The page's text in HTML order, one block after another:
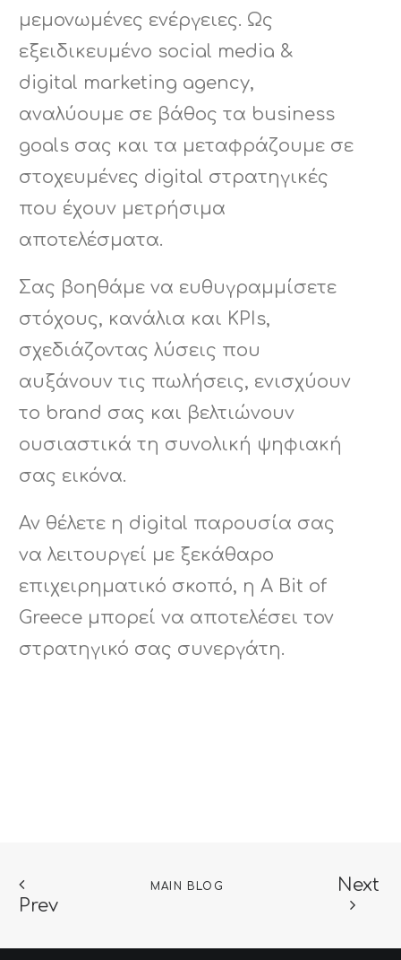
μεμονωμένες ενέργειες. Ως
εξειδικευμένο social media &
digital marketing agency,
αναλύουμε σε βάθος τα business
goals σας και τα μεταφράζουμε σε
στοχευμένες digital στρατηγικές
που έχουν μετρήσιμα
αποτελέσματα.
Σας βοηθάμε να ευθυγραμμίσετε
στόχους, κανάλια και KPIs,
σχεδιάζοντας λύσεις που
αυξάνουν τις πωλήσεις, ενισχύουν
το brand σας και βελτιώνουν
ουσιαστικά τη συνολική ψηφιακή
σας εικόνα.
Αν θέλετε η digital παρουσία σας
να λειτουργεί με ξεκάθαρο
επιχειρηματικό σκοπό, η A Bit of
Greece μπορεί να αποτελέσει τον
στρατηγικό σας συνεργάτη.
Prev
MAIN BLOG Next